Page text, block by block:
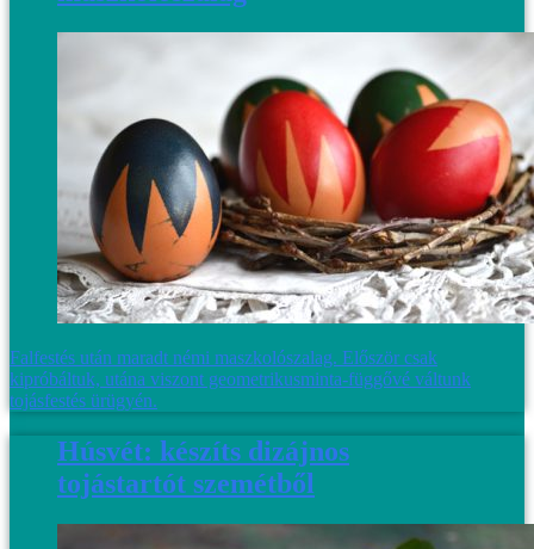
Falfestés után maradt némi maszkolószalag. Először csak
kipróbáltuk, utána viszont geometrikusminta-függővé váltunk
tojásfestés ürügyén.
Húsvét: készíts dizájnos
tojástartót szemétből